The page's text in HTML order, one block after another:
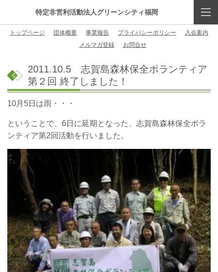
特定非営利活動法人グリーンシティ福岡
トップページ 団体概要 事業報告 プライバシーポリシー
入会案内
メルマガ登録
お問合せ
2011.10.5 志賀島森林保全ボランティア
第２回 終了しました！
10月5日は雨・・・
ということで、6日に延期となった、志賀島森林保全ボラ
ンティア第2回活動を行いました。